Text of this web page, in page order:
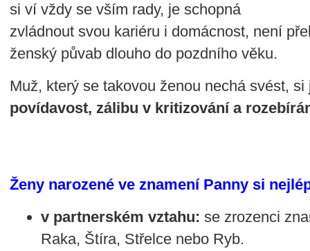
si ví vždy se vším rady, je schopná
zvládnout svou kariéru i domácnost, není
ženský půvab dlouho do pozdního věku.
Muž, který se takovou ženou nechá svést,
povídavost, zálibu v kritizování a
Ženy narozené ve znamení Panny si
v partnerském vztahu: se zrozenci
Raka, Štíra, Střelce nebo Ryb.